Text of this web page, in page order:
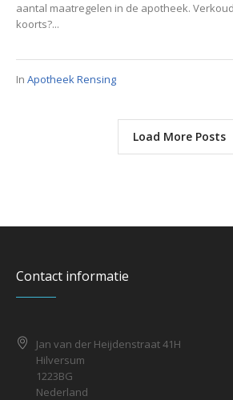
aantal maatregelen in de apotheek.
koorts?...
In Apotheek Rensing
Load More Posts
Contact informatie
Jan van der Heijdenstraat 41H
Hilversum
1223BG
Nederland